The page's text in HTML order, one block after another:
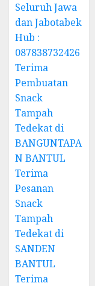
Seluruh Jawa
dan Jabotabek
Hub :
087838732426
Terima
Pembuatan
Snack
Tampah
Tedekat di
BANGUNTAPA
N BANTUL
Terima
Pesanan
Snack
Tampah
Tedekat di
SANDEN
BANTUL
Terima